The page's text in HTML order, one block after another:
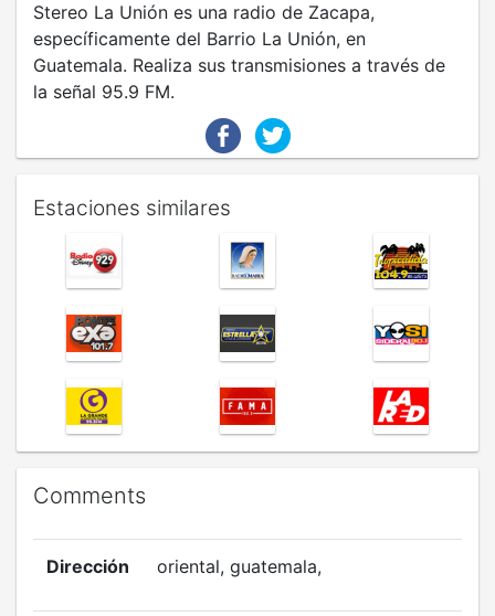
Stereo La Unión es una radio de Zacapa,
específicamente del Barrio La Unión, en
Guatemala. Realiza sus transmisiones a través de
la señal 95.9 FM.
Estaciones similares
Comments
Dirección oriental, guatemala,